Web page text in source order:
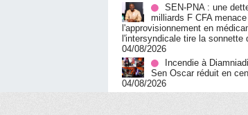
SEN-PNA : une
milliards F CFA menace
l'approvisionnement en
l'intersyndicale tire la sonnette
04/08/2026
Incendie à
Sen Oscar réduit en
04/08/2026